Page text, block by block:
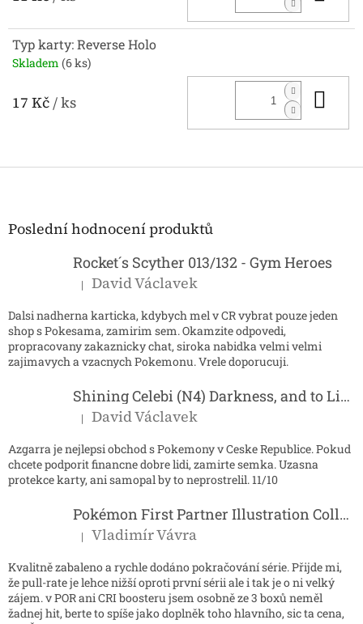
Typ karty: Reverse Holo
Skladem (6 ks)
17 Kč/ ks
Z
Poslední hodnocení produktů
Rocket´s Scyther 013/132 - Gym Heroes
Hodnocení produktu je 5 z 5 hvězdiček.
| David Václavek
Dalsi nadherna karticka, kdybych mel v CR vybrat pouze jeden
shop s Pokesama, zamirim sem. Okamzite odpovedi,
propracovany zakaznicky chat, siroka nabidka velmi velmi
zajimavych a vzacnych Pokemonu. Vrele doporucuji.
Shining Celebi (N4) Darkness, and to Light...
Hodnocení produktu je 5 z 5 hvězdiček.
| David Václavek
Azgarra je nejlepsi obchod s Pokemony v Ceske Republice. Pokud
chcete podporit financne dobre lidi, zamirte semka. Uzasna
protekce karty, ani samopal by to neprostrelil. 11/10
Pokémon First Partner Illustration Collection - Series 2
Hodnocení produktu je 5 z 5 hvězdiček.
| Vladimír Vávra
Kvalitně zabaleno a rychle dodáno pokračování série. Přijde mi,
že pull-rate je lehce nižší oproti první sérii ale i tak je o ni velký
zájem. v POR ani CRI boosteru jsem osobně ze 3 boxů neměl
žadnej hit, berte to spíše jako doplněk toho hlavního, sic ta cena,